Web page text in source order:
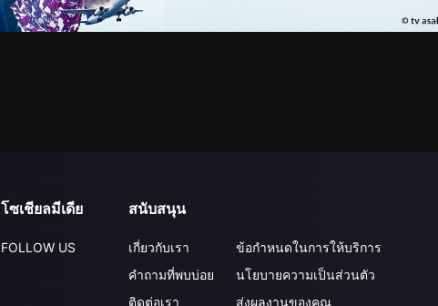
โซเชียลมีเดีย
FOLLOW US
สนับสนุน
เกี่ยวกับเรา
คำถามที่พบบ่อย
ติดต่อเรา
ข้อกำหนดในการให้บริการ
นโยบายความเป็นส่วนตัว
ส่งผลงานของคุณ